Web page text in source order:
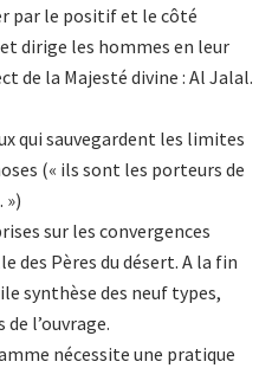
par le positif et le côté
dirige les hommes en leur
de la Majesté divine : Al Jalal.
qui sauvegardent les limites
(« ils sont les porteurs de
»)
sur les convergences
des Pères du désert. A la fin
synthèse des neuf types,
l’ouvrage.
nécessite une pratique